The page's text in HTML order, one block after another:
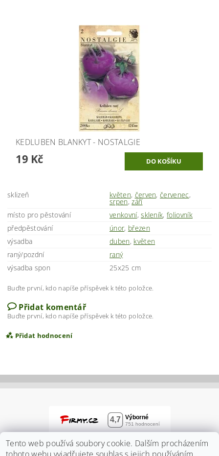
KEDLUBEN BLANKYT - NOSTALGIE
19 Kč
sklizeň květen, červen,červenec,
srpen,září
místo pro pěstování
venkovní,skleník,foliovník
předpěstování
únor, březen
výsadba
duben, květen
raný/pozdní
raný
výsadba spon
25x25 cm
Buďte první, kdo napíše příspěvek k této položce.
Přidat komentář
Buďte první, kdo napíše příspěvek k této položce.
Přidat hodnocení
Tento web používá soubory cookie. Dalším procházením